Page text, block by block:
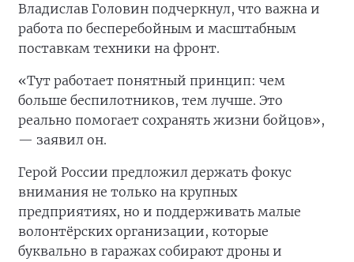
Владислав Головин подчеркнул, что важна и
работа по бесперебойным и масштабным
поставкам техники на фронт.
«Тут работает понятный принцип: чем
больше беспилотников, тем лучше. Это
реально помогает сохранять жизни бойцов»,
— заявил он.
Герой России предложил держать фокус
внимания не только на крупных
предприятиях, но и поддерживать малые
волонтёрских организации, которые
буквально в гаражах собирают дроны и